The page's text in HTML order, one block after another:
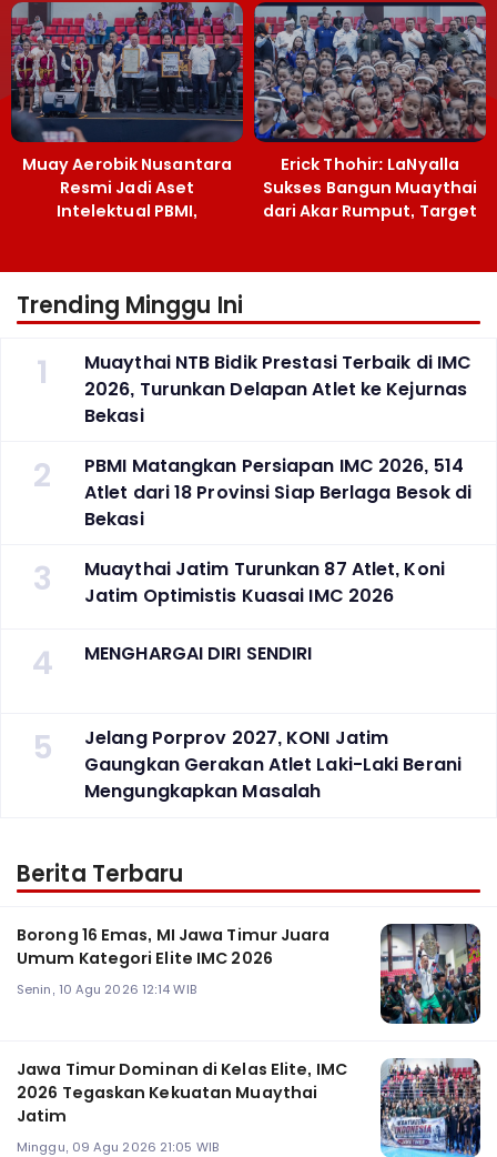
Muay Aerobik Nusantara
Resmi Jadi Aset
Intelektual PBMI,
Erick Thohir: LaNyalla
Sukses Bangun Muaythai
dari Akar Rumput, Target
Trending Minggu Ini
1
Muaythai NTB Bidik Prestasi Terbaik di IMC
2026, Turunkan Delapan Atlet ke Kejurnas
Bekasi
2
PBMI Matangkan Persiapan IMC 2026, 514
Atlet dari 18 Provinsi Siap Berlaga Besok di
Bekasi
3
Muaythai Jatim Turunkan 87 Atlet, Koni
Jatim Optimistis Kuasai IMC 2026
4 MENGHARGAI DIRI SENDIRI
5
Jelang Porprov 2027, KONI Jatim
Gaungkan Gerakan Atlet Laki-Laki Berani
Mengungkapkan Masalah
Berita Terbaru
Borong 16 Emas, MI Jawa Timur Juara
Umum Kategori Elite IMC 2026
Senin, 10 Agu 2026 12:14 WIB
Jawa Timur Dominan di Kelas Elite, IMC
2026 Tegaskan Kekuatan Muaythai
Jatim
Minggu, 09 Agu 2026 21:05 WIB